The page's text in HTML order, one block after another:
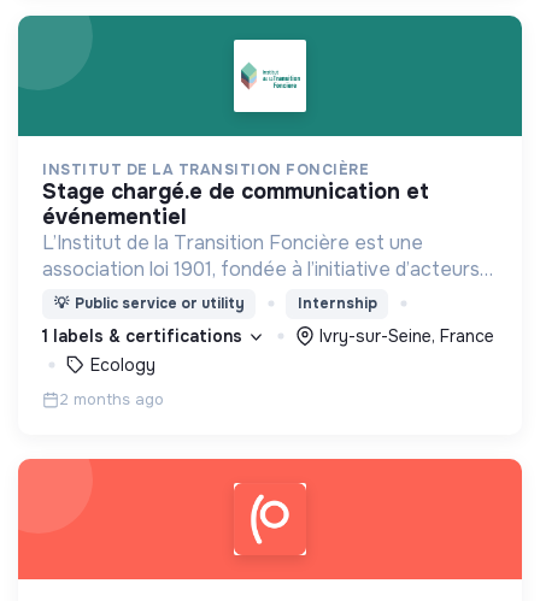
INSTITUT DE LA TRANSITION FONCIÈRE
stage chargé.e de communication et
événementiel
L’Institut de la Transition Foncière est une
association loi 1901, fondée à l’initiative d’acteurs
publics, scientifiques et privés, qui réunit une filière
autour de la préservation des sols.
💡 Public service or utility Internship
1 labels & certifications
Ivry-sur-Seine, France
Ecology
2 months ago